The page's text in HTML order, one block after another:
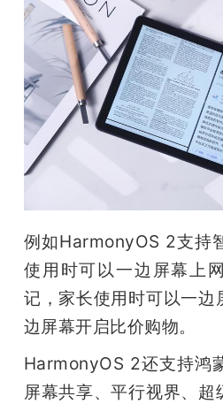
例如HarmonyOS 2支持
使用时可以一边屏幕上
记，家长使用时可以一边
边屏幕开启比价购物。
HarmonyOS 2还支持鸿
屏幕共享、平行视界、